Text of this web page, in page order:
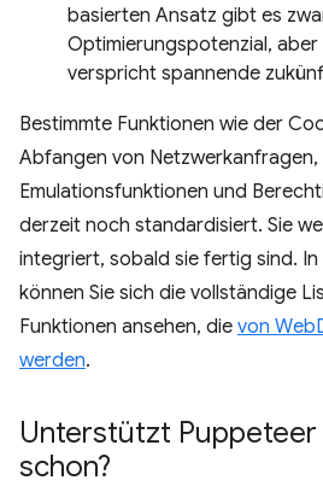
basierten Ansatz gibt es
Optimierungspotenzial,
verspricht spannende
Bestimmte Funktionen wie der
Abfangen von
Emulationsfunktionen und
derzeit noch standardisiert. Sie
integriert, sobald sie fertig sind.
können Sie sich die vollständige
Funktionen ansehen, die von
werden.
Unterstützt
schon?